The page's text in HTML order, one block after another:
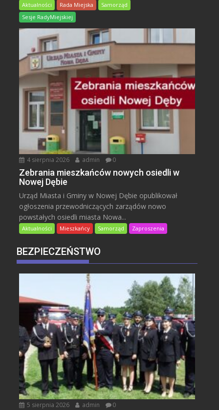
Aktualności Rada Miejska
Samorząd
Sesje RadyMiejskiej
4 sierpnia 2026 admin 0
Zebrania mieszkańców nowych osiedli w
Nowej Dębie
Urząd Miasta i Gminy w Nowej Dębie opublikował
ogłoszenia przewodniczących zarządów nowo
powstałych osiedli miasta Nowa...
Aktualności Mieszkańcy Samorząd Zaproszenia
BEZPIECZEŃSTWO
5 sierpnia 2026 admin 0